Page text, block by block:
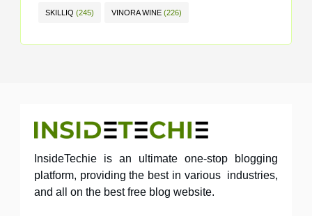
SKILLIQ (245) VINORA WINE (226)
InsideTechie is an ultimate one-stop blogging
platform, providing the best in various industries,
and all on the best free blog website.